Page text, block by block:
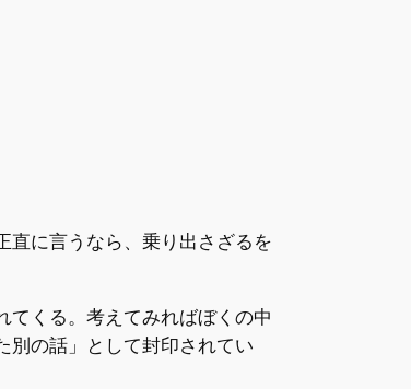
直に言うなら、乗り出さざるを
てくる。考えてみればぼくの中
別の話」として封印されてい